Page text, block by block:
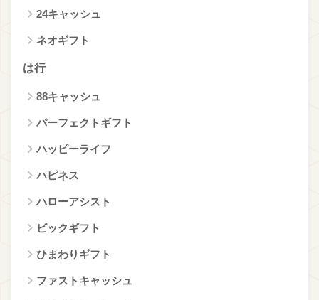
24キャッシュ
ネオギフト
は行
88キャッシュ
パーフェクトギフト
ハッピーライフ
ハピネス
ハローアシスト
ビックギフト
ひまわりギフト
ファストキャッシュ